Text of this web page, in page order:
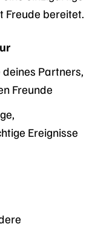
Freude bereitet.
Partners,
Freunde
Ereignisse